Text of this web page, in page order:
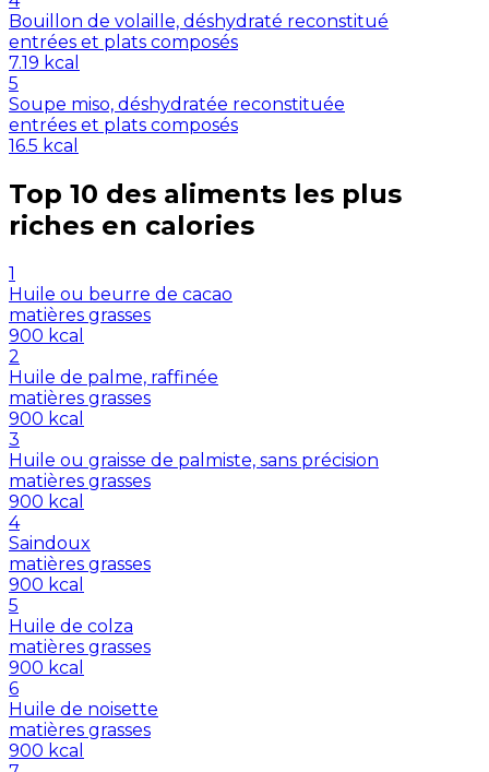
Bouillon de volaille, déshydraté reconstitué
entrées et plats composés
7.19 kcal
5
Soupe miso, déshydratée reconstituée
entrées et plats composés
16.5 kcal
Top 10 des aliments les plus
riches en calories
1
Huile ou beurre de cacao
matières grasses
900 kcal
2
Huile de palme, raffinée
matières grasses
900 kcal
3
Huile ou graisse de palmiste, sans précision
matières grasses
900 kcal
4
Saindoux
matières grasses
900 kcal
5
Huile de colza
matières grasses
900 kcal
6
Huile de noisette
matières grasses
900 kcal